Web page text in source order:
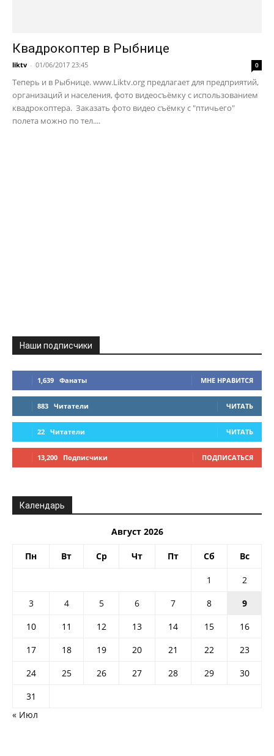
Квадрокоптер в Рыбнице
liktv - 01/06/2017 23:45 0
Теперь и в Рыбнице. www.Liktv.org предлагает для предприятий,
организаций и населения, фото видеосъёмку с использованием
квадрокоптера. Заказать фото видео съёмку с "птичьего"
полета можно по тел....
Наши подписчики
1,639 Фанаты МНЕ НРАВИТСЯ
883 Читатели ЧИТАТЬ
22 Читатели ЧИТАТЬ
13,200 Подписчики ПОДПИСАТЬСЯ
Календарь
Август 2026
Пн Вт Ср Чт Пт Сб Вс
1
2
3
4 5 6 7 8
9
10
11 12 13 14 15
16
17
18 19 20 21 22
23
24
25 26 27 28 29
30
31
« Июл